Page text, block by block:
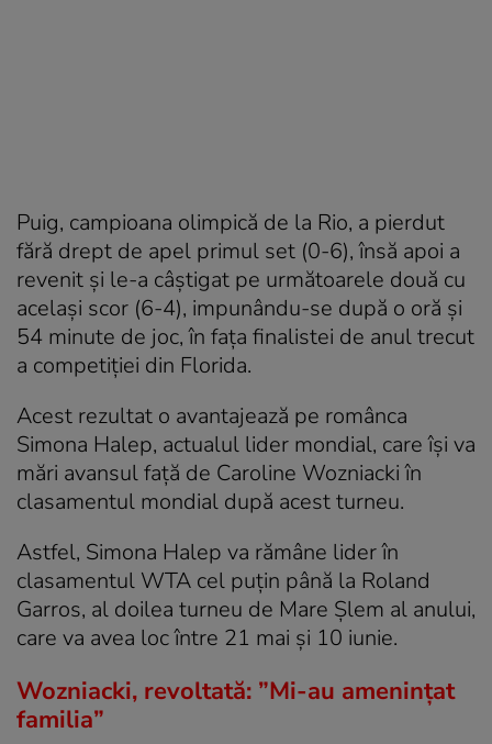
Puig, campioana olimpică de la Rio, a pierdut
fără drept de apel primul set (0-6), însă apoi a
revenit şi le-a câştigat pe următoarele două cu
acelaşi scor (6-4), impunându-se după o oră şi
54 minute de joc, în faţa finalistei de anul trecut
a competiţiei din Florida.
Acest rezultat o avantajează pe românca
Simona Halep, actualul lider mondial, care îşi va
mări avansul faţă de Caroline Wozniacki în
clasamentul mondial după acest turneu.
Astfel, Simona Halep va rămâne lider în
clasamentul WTA cel puțin până la Roland
Garros, al doilea turneu de Mare Șlem al anului,
care va avea loc între 21 mai și 10 iunie.
Wozniacki, revoltată: ”Mi-au amenințat
familia”